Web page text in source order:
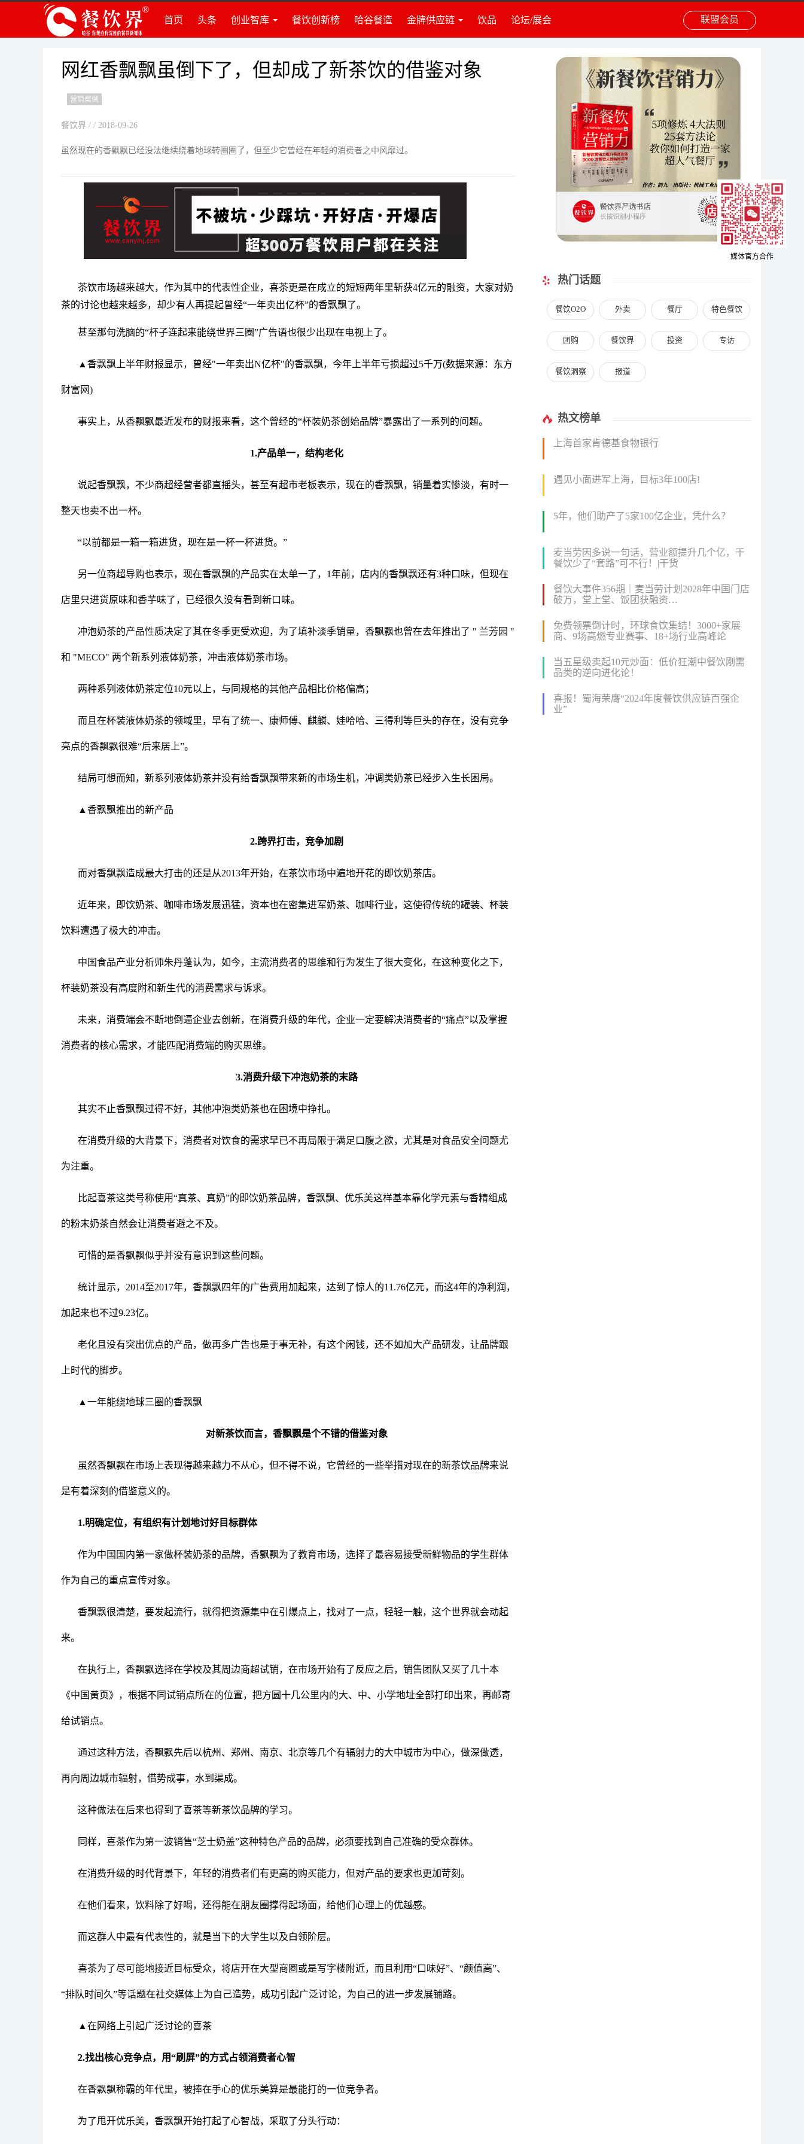
首页 头条 创业智库
创业准备
创业资讯
组建团队
品牌营销
深度访谈
餐饮创新榜 哈谷餐造 金牌供应链
食材
调料
门店装修
其他服务
饮品 论坛/展会 联盟会员
网红香飘飘虽倒下了，但却成了新茶饮的借鉴对象
营销案例
餐饮界 / / 2018-09-26
虽然现在的香飘飘已经没法继续绕着地球转圈圈了，但至少它曾经在年轻的消费者之中风靡过。
茶饮市场越来越大，作为其中的代表性企业，喜茶更是在成立的短短两年里斩获4亿元的融资，大家对奶
茶的讨论也越来越多，却少有人再提起曾经“一年卖出亿杯”的香飘飘了。
甚至那句洗脑的“杯子连起来能绕世界三圈”广告语也很少出现在电视上了。
▲香飘飘上半年财报显示，曾经"一年卖出N亿杯"的香飘飘，今年上半年亏损超过5千万(数据来源：东方
财富网)
事实上，从香飘飘最近发布的财报来看，这个曾经的“杯装奶茶创始品牌”暴露出了一系列的问题。
1.产品单一，结构老化
说起香飘飘，不少商超经营者都直摇头，甚至有超市老板表示，现在的香飘飘，销量着实惨淡，有时一
整天也卖不出一杯。
“以前都是一箱一箱进货，现在是一杯一杯进货。”
另一位商超导购也表示，现在香飘飘的产品实在太单一了，1年前，店内的香飘飘还有3种口味，但现在
店里只进货原味和香芋味了，已经很久没有看到新口味。
冲泡奶茶的产品性质决定了其在冬季更受欢迎，为了填补淡季销量，香飘飘也曾在去年推出了 " 兰芳园 "
和 "MECO" 两个新系列液体奶茶，冲击液体奶茶市场。
两种系列液体奶茶定位10元以上，与同规格的其他产品相比价格偏高；
而且在杯装液体奶茶的领域里，早有了统一、康师傅、麒麟、娃哈哈、三得利等巨头的存在，没有竞争
亮点的香飘飘很难“后来居上”。
结局可想而知，新系列液体奶茶并没有给香飘飘带来新的市场生机，冲调类奶茶已经步入生长困局。
▲香飘飘推出的新产品
2.跨界打击，竞争加剧
而对香飘飘造成最大打击的还是从2013年开始，在茶饮市场中遍地开花的即饮奶茶店。
近年来，即饮奶茶、咖啡市场发展迅猛，资本也在密集进军奶茶、咖啡行业，这使得传统的罐装、杯装
饮料遭遇了极大的冲击。
中国食品产业分析师朱丹蓬认为，如今，主流消费者的思维和行为发生了很大变化，在这种变化之下，
杯装奶茶没有高度附和新生代的消费需求与诉求。
未来，消费端会不断地倒逼企业去创新，在消费升级的年代，企业一定要解决消费者的“痛点”以及掌握
消费者的核心需求，才能匹配消费端的购买思维。
3.消费升级下冲泡奶茶的末路
其实不止香飘飘过得不好，其他冲泡类奶茶也在困境中挣扎。
在消费升级的大背景下，消费者对饮食的需求早已不再局限于满足口腹之欲，尤其是对食品安全问题尤
为注重。
比起喜茶这类号称使用“真茶、真奶”的即饮奶茶品牌，香飘飘、优乐美这样基本靠化学元素与香精组成
的粉末奶茶自然会让消费者避之不及。
可惜的是香飘飘似乎并没有意识到这些问题。
统计显示，2014至2017年，香飘飘四年的广告费用加起来，达到了惊人的11.76亿元，而这4年的净利润，
加起来也不过9.23亿。
老化且没有突出优点的产品，做再多广告也是于事无补，有这个闲钱，还不如加大产品研发，让品牌跟
上时代的脚步。
▲一年能绕地球三圈的香飘飘
对新茶饮而言，香飘飘是个不错的借鉴对象
虽然香飘飘在市场上表现得越来越力不从心，但不得不说，它曾经的一些举措对现在的新茶饮品牌来说
是有着深刻的借鉴意义的。
1.明确定位，有组织有计划地讨好目标群体
作为中国国内第一家做杯装奶茶的品牌，香飘飘为了教育市场，选择了最容易接受新鲜物品的学生群体
作为自己的重点宣传对象。
香飘飘很清楚，要发起流行，就得把资源集中在引爆点上，找对了一点，轻轻一触，这个世界就会动起
来。
在执行上，香飘飘选择在学校及其周边商超试销，在市场开始有了反应之后，销售团队又买了几十本
《中国黄页》，根据不同试销点所在的位置，把方圆十几公里内的大、中、小学地址全部打印出来，再邮寄
给试销点。
通过这种方法，香飘飘先后以杭州、郑州、南京、北京等几个有辐射力的大中城市为中心，做深做透，
再向周边城市辐射，借势成事，水到渠成。
这种做法在后来也得到了喜茶等新茶饮品牌的学习。
同样，喜茶作为第一波销售“芝士奶盖”这种特色产品的品牌，必须要找到自己准确的受众群体。
在消费升级的时代背景下，年轻的消费者们有更高的购买能力，但对产品的要求也更加苛刻。
在他们看来，饮料除了好喝，还得能在朋友圈撑得起场面，给他们心理上的优越感。
而这群人中最有代表性的，就是当下的大学生以及白领阶层。
喜茶为了尽可能地接近目标受众，将店开在大型商圈或是写字楼附近，而且利用“口味好”、“颜值高”、
“排队时间久”等话题在社交媒体上为自己造势，成功引起广泛讨论，为自己的进一步发展铺路。
▲在网络上引起广泛讨论的喜茶
2.找出核心竞争点，用“刷屏”的方式占领消费者心智
在香飘飘称霸的年代里，被捧在手心的优乐美算是最能打的一位竞争者。
为了甩开优乐美，香飘飘开始打起了心智战，采取了分头行动：
热门话题
餐饮O2O 外卖 餐厅 特色餐饮
团购 餐饮界 投资 专访
餐饮洞察 报道
热文榜单
上海首家肯德基食物银行
遇见小面进军上海，目标3年100店!
5年，他们助产了5家100亿企业，凭什么？
麦当劳因多说一句话，营业额提升几个亿，干
餐饮少了“套路”可不行！|干货
餐饮大事件356期｜麦当劳计划2028年中国门店
破万，堂上堂、饭团获融资…
免费领票倒计时，环球食饮集结！3000+家展
商、9场高燃专业赛事、18+场行业高峰论
当五星级卖起10元炒面：低价狂潮中餐饮刚需
品类的逆向进化论！
喜报！蜀海荣膺“2024年度餐饮供应链百强企
业”
媒体官方合作